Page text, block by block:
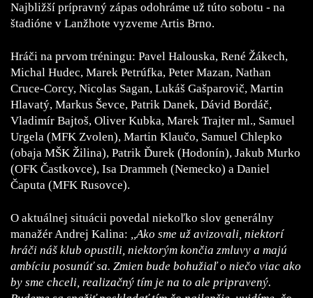
Najbližší prípravný zápas odohráme už túto sobotu - na
štadióne v Lanžhote vyzveme Artis Brno.
Hráči na prvom tréningu: Pavel Halouska, René Žákech,
Michal Hudec, Marek Petrúfka, Peter Mazan, Nathan
Cruce-Corcy, Nicolas Sagan, Lukáš Gašparovič, Martin
Hlavatý, Markus Ševce, Patrik Danek, Dávid Bordáč,
Vladimír Bajtoš, Oliver Kubka, Marek Trajter ml., Samuel
Urgela (MFK Zvolen), Martin Klaučo, Samuel Chlepko
(obaja MŠK Žilina), Patrik Ďurek (Hodonín), Jakub Murko
(OFK Častkovce), Isa Drammeh (Nemecko) a Daniel
Čaputa (MFK Rusovce).
O aktuálnej situácii povedal niekoľko slov generálny
manažér Andrej Kalina:
,,Ako sme už avizovali, niektorí
hráči náš klub opustili, niektorým končia zmluvy a majú
ambíciu posunúť sa. Zmien bude bohužiaľ o niečo viac ako
by sme chceli, realizačný tím je na to ale pripravený.